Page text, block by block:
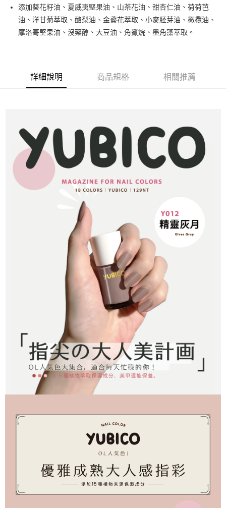
全家取貨付款
每筆NT$80，滿NT$499(含以上)免運費
添加葵花籽油、夏威夷堅果油、山茶花油、甜杏仁油、荷荷芭
油、洋甘菊萃取、酪梨油、金盞花萃取、小麥胚芽油、橄欖油、
摩洛哥堅果油、沒藥醇、大豆油、角鯊烷、墨角藻萃取。
詳細說明 商品規格 相關推薦